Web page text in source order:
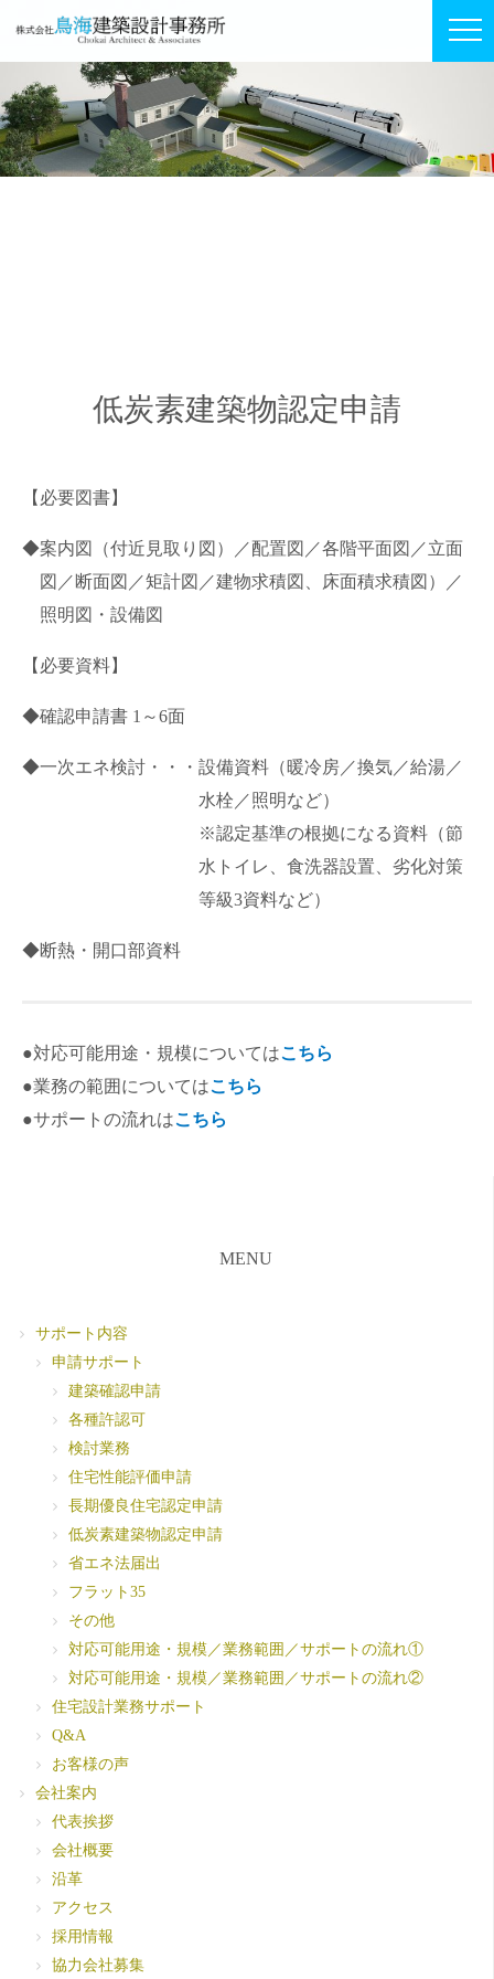
低炭素建築物認定申請
【必要図書】
◆案内図（付近見取り図）／配置図／各階平面図／立面
図／断面図／矩計図／建物求積図、床面積求積図）／
照明図・設備図
【必要資料】
◆確認申請書 1～6面
◆一次エネ検討・・・設備資料（暖冷房／換気／給湯／
水栓／照明など）
※認定基準の根拠になる資料（節
水トイレ、食洗器設置、劣化対策
等級3資料など）
◆断熱・開口部資料
●対応可能用途・規模についてはこちら
●業務の範囲についてはこちら
●サポートの流れはこちら
MENU
サポート内容
申請サポート
建築確認申請
各種許認可
検討業務
住宅性能評価申請
長期優良住宅認定申請
低炭素建築物認定申請
省エネ法届出
フラット35
その他
対応可能用途・規模／業務範囲／サポートの流れ①
対応可能用途・規模／業務範囲／サポートの流れ②
住宅設計業務サポート
Q&A
お客様の声
会社案内
代表挨拶
会社概要
沿革
アクセス
採用情報
協力会社募集